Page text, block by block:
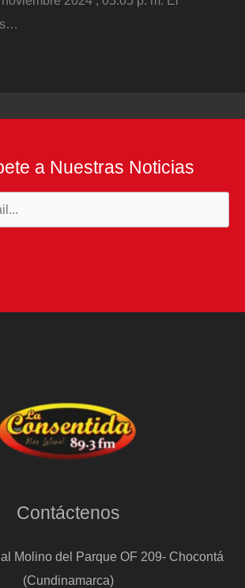
a Nuestras Noticias
Contáctenos
Molino del Parque OF 209- Chocontá
(Cundinamarca)